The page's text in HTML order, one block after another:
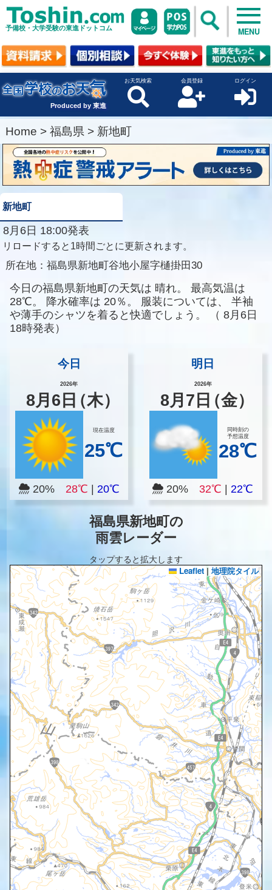
予備校・大学受験の東進ドットコム MENU
Produced by 東進
お天気検索 会員登録 ログイン
Home > 福島県 > 新地町
新地町
8月6日 18:00発表
リロードすると1時間ごとに更新されます。
所在地： 福島県新地町谷地小屋字樋掛田30
今日の福島県新地町の天気は 晴れ。
最高気温は
28℃。
降水確率は 20％。 服装については、
半袖
や薄手のシャツを着ると快適でしょう。
（ 8月6日
18時発表）
今日
2026年
8月 6 日（木）
現在温度
25℃
20% 28℃ 20℃
明日
2026年
8月 7 日（金）
同時刻の
予想温度
28℃
20%32℃ |22℃
福島県新地町の
雨雲レーダー
タップすると拡大します
Leaflet | 地理院タイル